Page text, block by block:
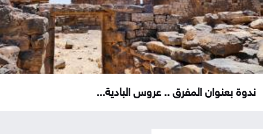
ندوة بعنوان المفرق .. عروس البادية...